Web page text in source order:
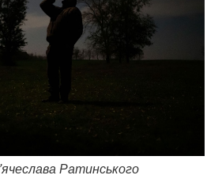
Ратинського